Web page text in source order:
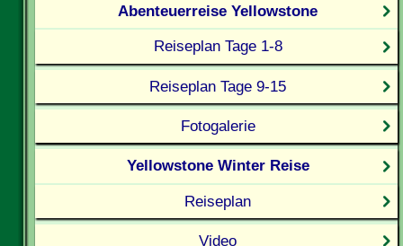
Abenteuerreise Yellowstone
Reiseplan Tage 1-8
Reiseplan Tage 9-15
Fotogalerie
Yellowstone Winter Reise
Reiseplan
Video